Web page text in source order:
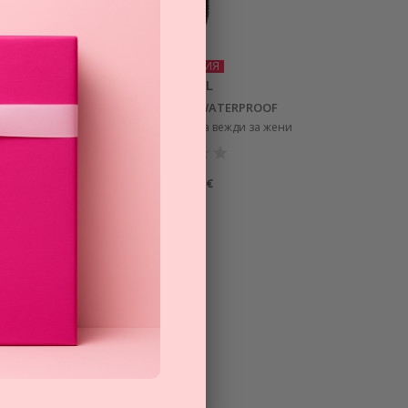
ПРОМОЦИЯ
CHANEL
STYLO SOURCILS WATERPROOF
водоустойчив молив за вежди за жени
€